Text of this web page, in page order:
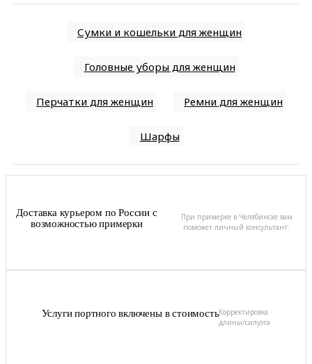
Сумки и кошельки для женщин
Головные уборы для женщин
Перчатки для женщин Ремни для женщин
Шарфы
Доставка курьером по России с
возможностью примерки
При примерке в Челябинске вам
поможет личный консультант.
Услуги портного включены в стоимостьКорректировка
длины/силуэта